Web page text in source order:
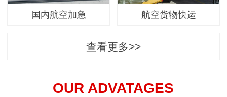
国内航空加急 航空货物快运
查看更多>>
OUR ADVATAGES